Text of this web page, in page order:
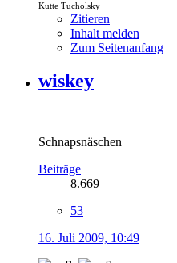
Kutte Tucholsky
Zitieren
Inhalt melden
Zum Seitenanfang
wiskey
Schnapsnäschen
Beiträge
8.669
53
16. Juli 2009, 10:49